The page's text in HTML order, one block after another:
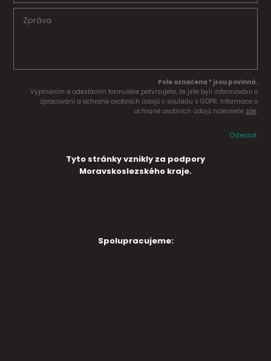
Pole označena * jsou povinná.
Vyplněním a odesláním formuláře potvrzujete, že jste byli informováni o
zpracování a ochraně osobních údajů v souladu s GDPR. Informace o
ochraně osobních údajů naleznete zde.
Odeslat
Tyto stránky vznikly za podpory
Moravskoslezského kraje.
Spolupracujeme: